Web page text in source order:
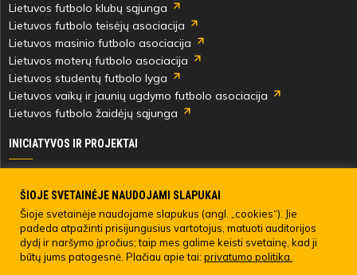
Lietuvos futbolo klubų sąjunga
Lietuvos futbolo teisėjų asociacija
Lietuvos masinio futbolo asociacija
Lietuvos moterų futbolo asociacija
Lietuvos studentų futbolo lyga
Lietuvos vaikų ir jaunių ugdymo futbolo asociacija
Lietuvos futbolo žaidėjų sąjunga
INICIATYVOS IR PROJEKTAI
Paramos fondai
Medicinos centras
Live Your Goals
© 2022 LIETUVOS FUTBOLO FEDERACIJA. Visos teisės saugomos.
ŠIOJE SVETAINĖJE NAUDOJAMI SLAPUKAI
Šioje svetainėje naudojame slapukus (angl. „cookies“). Jie
padeda atpažinti prisijungusius vartotojus, matuoti auditorijos
dydį ir naršymo įpročius; taip mes galime keisti svetainę, kad ji
būtų jums patogesnė. Plačiau apie tai: privatumo politika.